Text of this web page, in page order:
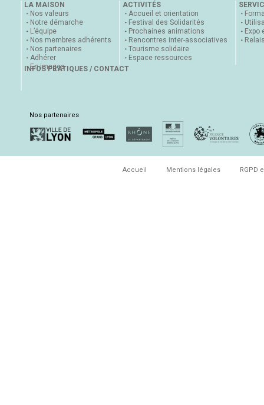
LA MAISON
Nos valeurs
Notre démarche
L’équipe
Nos membres adhérents
Nos partenaires
Adhérer
En images
ACTIVITÉS
Accueil et orientation
Festival des Solidarités
Prochaines animations
Rencontres inter-associatives
Tourisme solidaire
Espace ressources
Expo
INFOS PRATIQUES / CONTACT
Nos partenaires
Accueil Mentions légales RGPD